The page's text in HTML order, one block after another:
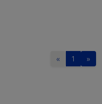
« 1 »